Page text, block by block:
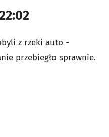
z rzeki auto -
przebiegło sprawnie.